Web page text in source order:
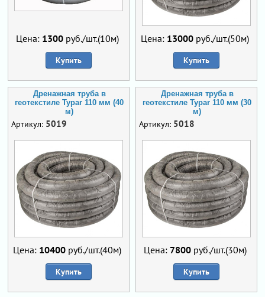
Цена: 1300руб./шт.(10м)
Купить
Цена: 13000 руб./шт.(50м)
Купить
Дренажная труба в
геотекстиле Typar 110 мм (40
м)
Артикул: 5019
Цена: 10400 руб./шт.(40м)
Купить
Дренажная труба в
геотекстиле Typar 110 мм (30
м)
Артикул: 5018
Цена: 7800руб./шт.(30м)
Купить